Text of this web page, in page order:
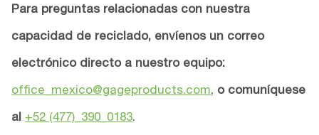
Para preguntas relacionadas con nuestra
capacidad de reciclado, envíenos un correo
electrónico directo a nuestro equipo:
office_mexico@gageproducts.com, o comuníquese
al +52 (477)_390_0183.